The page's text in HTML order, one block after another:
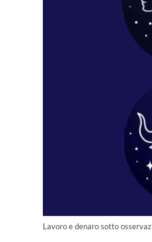
Lavoro e denaro sotto